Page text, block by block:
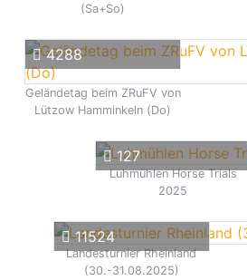
(Sa+So)
4288
Geländetag beim ZRuFV von
Lützow Hamminkeln (Do)
127
Luhmühlen Horse Trials
2025
11524
Landesturnier Rheinland
(30.-31.08.2025)